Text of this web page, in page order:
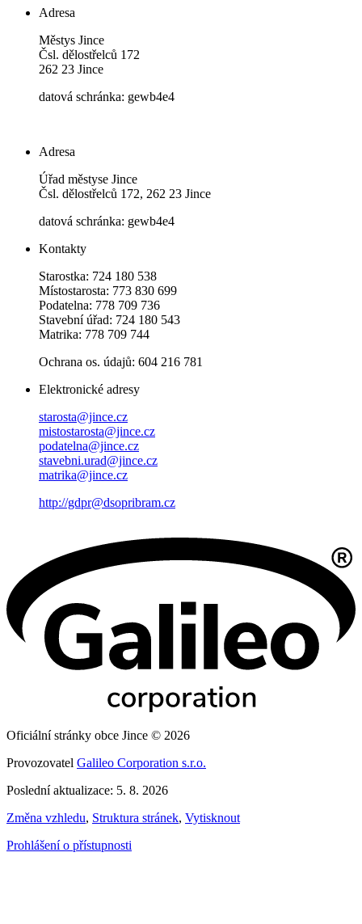
Adresa
Městys Jince
Čsl. dělostřelců 172
262 23 Jince
datová schránka: gewb4e4
Adresa
Úřad městyse Jince
Čsl. dělostřelců 172, 262 23 Jince
datová schránka: gewb4e4
Kontakty
Starostka: 724 180 538
Místostarosta: 773 830 699
Podatelna: 778 709 736
Stavební úřad: 724 180 543
Matrika: 778 709 744
Ochrana os. údajů: 604 216 781
Elektronické adresy
starosta@jince.cz
mistostarosta@jince.cz
podatelna@jince.cz
stavebni.urad@jince.cz
matrika@jince.cz
http://gdpr@dsopribram.cz
Oficiální stránky obce Jince © 2026
Provozovatel Galileo Corporation s.r.o.
Poslední aktualizace: 5. 8. 2026
Změna vzhledu, Struktura stránek, Vytisknout
Prohlášení o přístupnosti